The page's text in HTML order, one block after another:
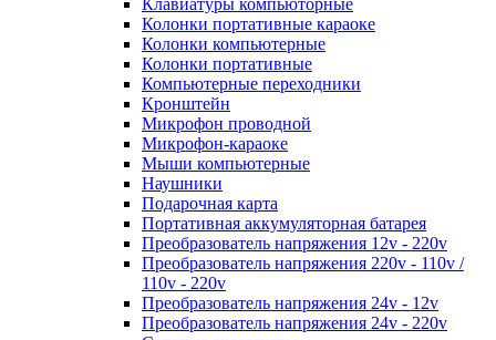
Клавиатуры компьюторные
Колонки портативные караоке
Колонки компьютерные
Колонки портативные
Компьютерные переходники
Кронштейн
Микрофон проводной
Микрофон-караоке
Мыши компьютерные
Наушники
Подарочная карта
Портативная аккумуляторная батарея
Преобразователь напряжения 12v - 220v
Преобразователь напряжения 220v - 110v /
110v - 220v
Преобразователь напряжения 24v - 12v
Преобразователь напряжения 24v - 220v